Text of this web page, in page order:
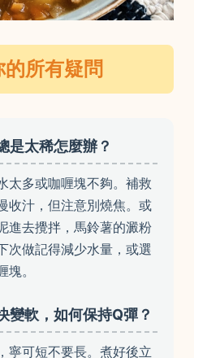
所有疑問
是太稀怎麼辦？
太多或咖喱塊不夠。補救
收汁，但注意別燒焦。或
進去攪拌，馬鈴薯的澱粉
次做記得減少水量，或選
。
變軟，如何保持Q彈？
寧可短不要長。煮好後立